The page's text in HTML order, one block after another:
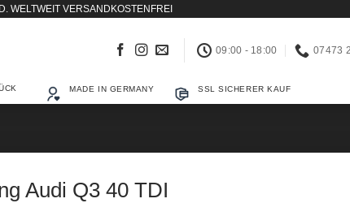
WELTWEIT VERSANDKOSTENFREI
09:00 - 18:00 07473
MADE IN GERMANY SSL SICHERER KAUF
Audi Q3 40 TDI